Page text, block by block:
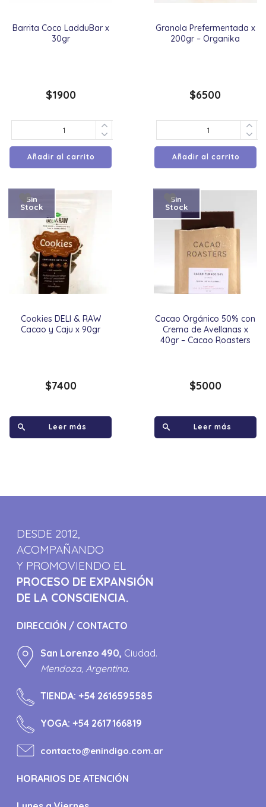
Barrita Coco LadduBar x
30gr
$1900
Añadir al carrito
Granola Prefermentada x
200gr – Organika
$6500
Añadir al carrito
Cookies DELI & RAW
Cacao y Caju x 90gr
Sin
Stock
$7400
Leer más
Cacao Orgánico 50% con
Crema de Avellanas x
40gr – Cacao Roasters
Sin
Stock
$5000
Leer más
DESDE 2012,
ACOMPAÑANDO
Y PROMOVIENDO EL
PROCESO DE EXPANSIÓN
DE LA CONSCIENCIA.
DIRECCIÓN / CONTACTO
San Lorenzo 490, Ciudad.
Mendoza, Argentina.
TIENDA:+54 2616595585
YOGA:+54 2617166819
contacto@enindigo.com.ar
HORARIOS DE ATENCIÓN